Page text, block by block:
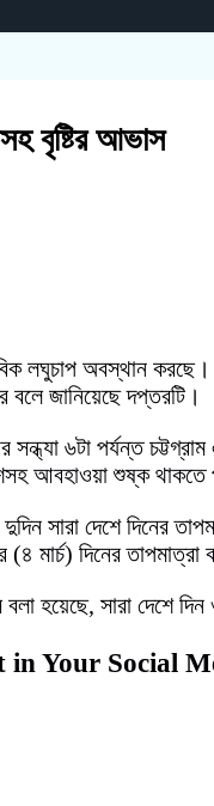
বৃষ্টির আভাস
লঘুচাপ অবস্থান
জানিয়েছে দপ্তরটি।
৬টা পর্যন্ত
আবহাওয়া শুষ্ক থাকতে
সারা দেশে দিনের
মার্চ) দিনের তাপমাত্রা
বলা হয়েছে, সারা দেশে
in Your Social